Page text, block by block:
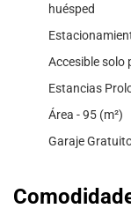
huésped
Accesible solo
Estancias
Área - 95 (m²)
Garaje